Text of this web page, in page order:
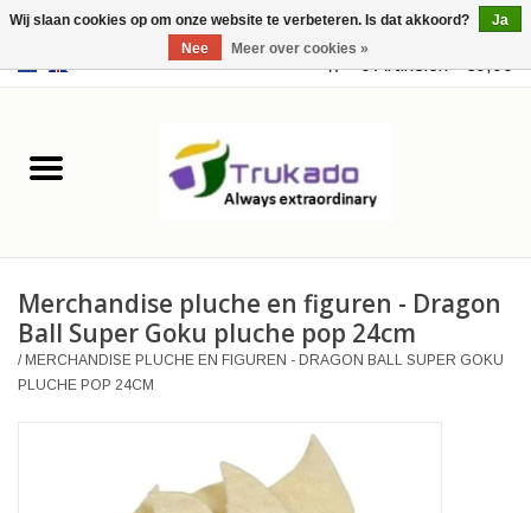
USD 0 Artikelen - €0,00
Leer
Merchandise
Retro Vintage
Merchandise pluche en figuren - Dragon
Ball Super Goku pluche pop 24cm
/MERCHANDISE PLUCHE EN FIGUREN - DRAGON BALL SUPER GOKU
PLUCHE POP 24CM
Wij slaan cookies op om onze website te verbeteren. Is dat akkoord?
Ja
Nee
Meer over cookies »